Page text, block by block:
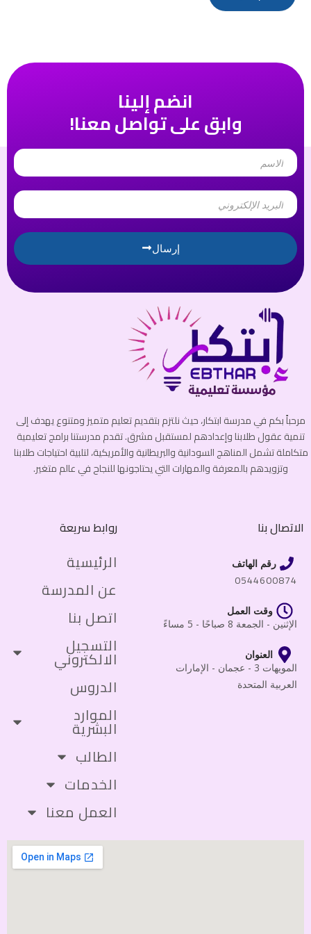
انضم إلينا
وابق على تواصل معنا!
Name
Email
إرسال
مرحباً بكم في مدرسة ابتكار، حيث نلتزم بتقديم تعليم متميز ومتنوع يهدف إلى
تنمية عقول طلابنا وإعدادهم لمستقبل مشرق. تقدم مدرستنا برامج تعليمية
متكاملة تشمل المناهج السودانية والبريطانية والأمريكية، لتلبية احتياجات طلابنا
وتزويدهم بالمعرفة والمهارات التي يحتاجونها للنجاح في عالم متغير.
الاتصال بنا
رقم الهاتف
0544600874
وقت العمل
الإثنين - الجمعة 8 صباحًا - 5 مساءً
العنوان
المويهات 3 - عجمان - الإمارات
العربية المتحدة
روابط سريعة
الرئيسية
عن المدرسة
اتصل بنا
التسجيل
الالكتروني
الدروس
الموارد
البشرية
الطالب
الخدمات
العمل معنا